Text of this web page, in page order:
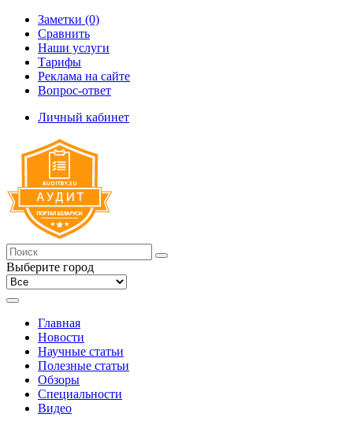
Заметки (0)
Сравнить
Наши услуги
Тарифы
Реклама на сайте
Вопрос-ответ
Личный кабинет
Выберите город
Главная
Новости
Научные статьи
Полезные статьи
Обзоры
Специальности
Видео